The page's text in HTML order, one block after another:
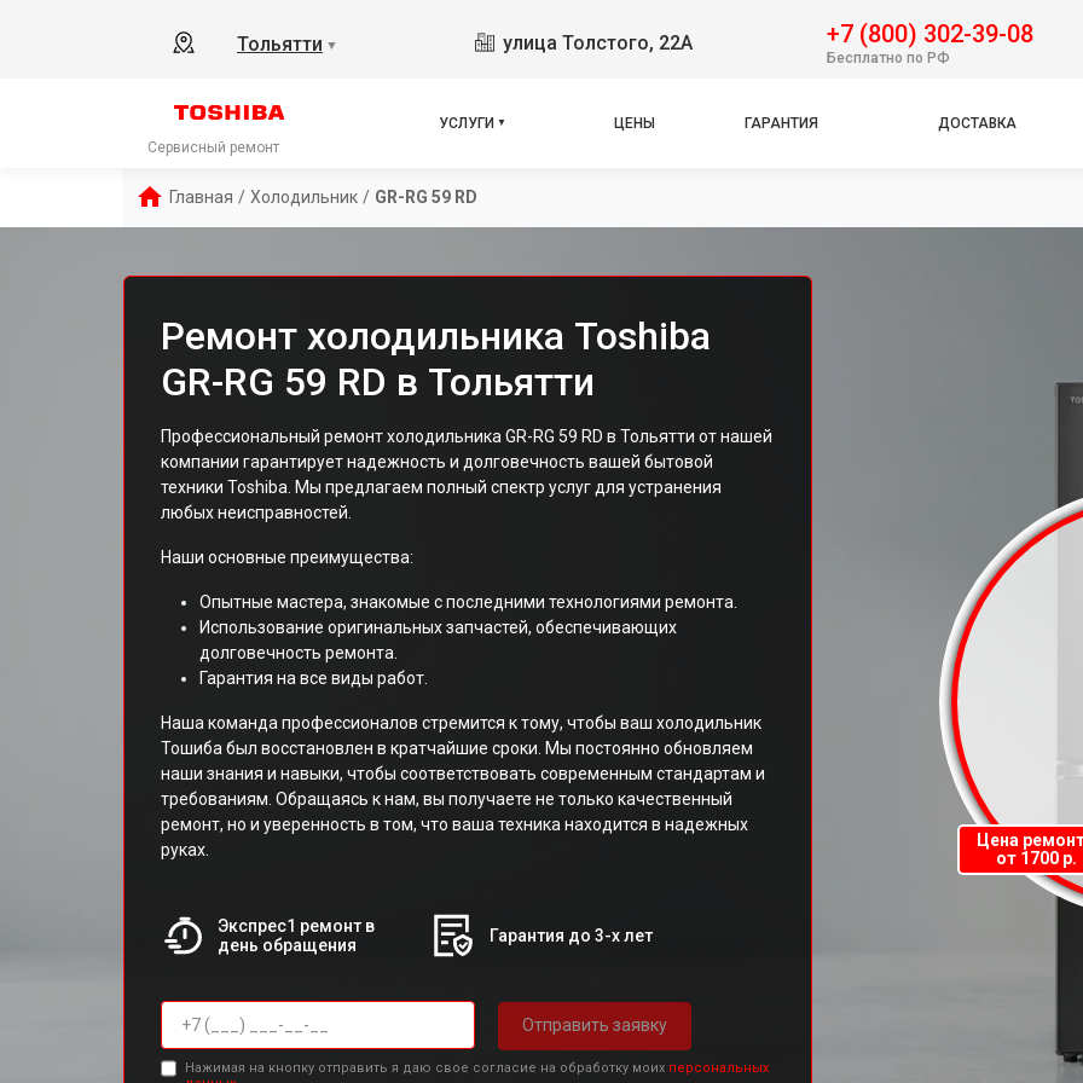
Тольятти ▼ улица Толстого, 22А +7 (800) 302-39-08
Бесплатно по РФ
Сервисный ремонт
УСЛУГИ ЦЕНЫ ГАРАНТИЯ ДОСТАВКА
Главная / Холодильник / GR-RG 59 RD
Ремонт холодильника Toshiba
GR-RG 59 RD в Тольятти
Профессиональный ремонт холодильника GR-RG 59 RD в Тольятти от нашей
компании гарантирует надежность и долговечность вашей бытовой
техники Toshiba. Мы предлагаем полный спектр услуг для устранения
любых неисправностей.
Наши основные преимущества:
Опытные мастера, знакомые с последними технологиями ремонта.
Использование оригинальных запчастей, обеспечивающих
долговечность ремонта.
Гарантия на все виды работ.
Наша команда профессионалов стремится к тому, чтобы ваш холодильник
Тошиба был восстановлен в кратчайшие сроки. Мы постоянно обновляем
наши знания и навыки, чтобы соответствовать современным стандартам и
требованиям. Обращаясь к нам, вы получаете не только качественный
ремонт, но и уверенность в том, что ваша техника находится в надежных
руках.
Экспрес1 ремонт в
день обращения
Гарантия до 3-х лет
Отправить заявку
Нажимая на кнопку отправить я даю свое согласие на обработку моих персональных
Цена
от 1700 р.